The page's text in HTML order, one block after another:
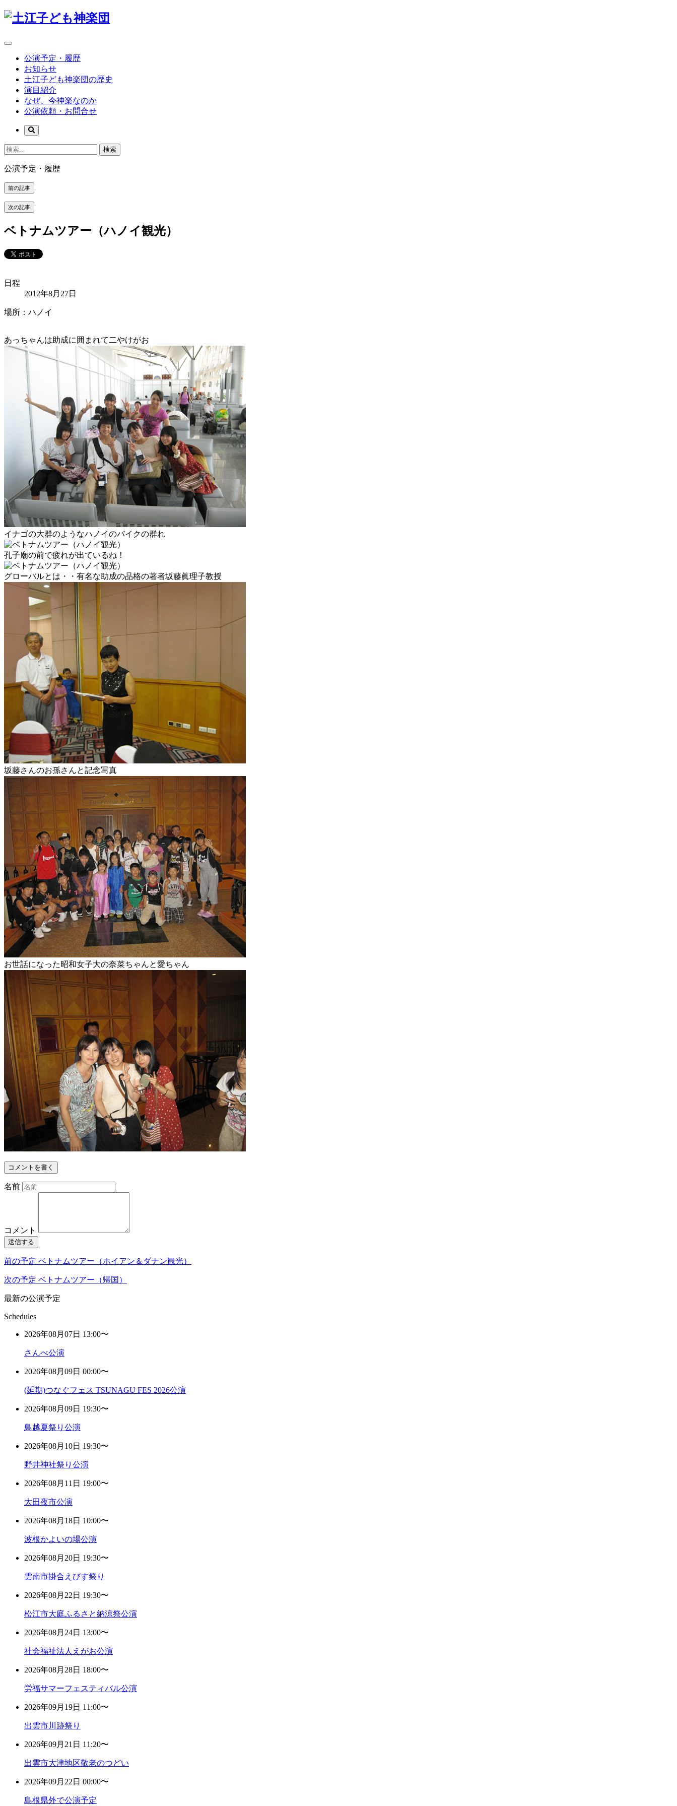
公演予定・履歴
お知らせ
土江子ども神楽団の歴史
演目紹介
なぜ、今神楽なのか
公演依頼・お問合せ
検索
公演予定・履歴
前の記事
次の記事
ベトナムツアー（ハノイ観光）
日程
2012年8月27日
場所：ハノイ
あっちゃんは助成に囲まれて二やけがお
イナゴの大群のようなハノイのバイクの群れ
孔子廟の前で疲れが出ているね！
グローバルとは・・有名な助成の品格の著者坂藤眞理子教授
坂藤さんのお孫さんと記念写真
お世話になった昭和女子大の奈菜ちゃんと愛ちゃん
コメントを書く
名前
コメント
送信する
前の予定 ベトナムツアー（ホイアン＆ダナン観光）
次の予定 ベトナムツアー（帰国）
最新の公演予定
Schedules
2026年08月07日 13:00〜
さんべ公演
2026年08月09日 00:00〜
(延期)つなぐフェス TSUNAGU FES 2026公演
2026年08月09日 19:30〜
鳥越夏祭り公演
2026年08月10日 19:30〜
野井神社祭り公演
2026年08月11日 19:00〜
大田夜市公演
2026年08月18日 10:00〜
波根かよいの場公演
2026年08月20日 19:30〜
雲南市掛合えびす祭り
2026年08月22日 19:30〜
松江市大庭ふるさと納涼祭公演
2026年08月24日 13:00〜
社会福祉法人えがお公演
2026年08月28日 18:00〜
労福サマーフェスティバル公演
2026年09月19日 11:00〜
出雲市川跡祭り
2026年09月21日 11:20〜
出雲市大津地区敬老のつどい
2026年09月22日 00:00〜
島根県外で公演予定